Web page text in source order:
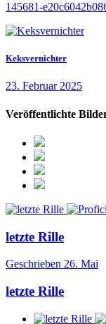
145681-
Keksvernichter
23. Februar 2025
Veröffentlichte
letzte Rille
Geschrieben 26. Mai
letzte Rille